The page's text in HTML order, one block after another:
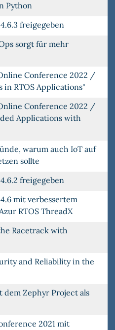
Python
freigegeben
sorgt für mehr
Conference 2022 /
in RTOS Applications"
Conference 2022 /
Applications with
warum auch IoT auf
sollte
freigegeben
mit verbessertem
RTOS ThreadX
Racetrack with
and Reliability in the
Zephyr Project als
2021 mit